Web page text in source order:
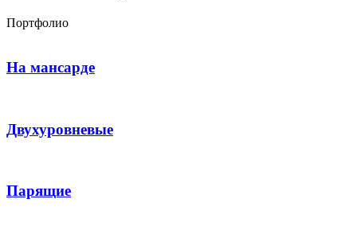
Портфолио
На мансарде
Двухуровневые
Парящие